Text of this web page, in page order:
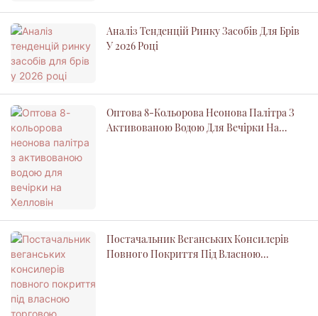
Аналіз Тенденцій Ринку Засобів Для Брів
У 2026 Році
Оптова 8-Кольорова Неонова Палітра З
Активованою Водою Для Вечірки На
Постачальник Веганських Консилерів
Повного Покриття Під Власною